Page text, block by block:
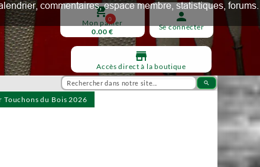
Touchons du Bois 2026
search
person
Se connecter
shopping_cart
0
Mon panier
0.00 €
store
Accès direct à la boutique
commentaires, espace membre, statistiques, forums.